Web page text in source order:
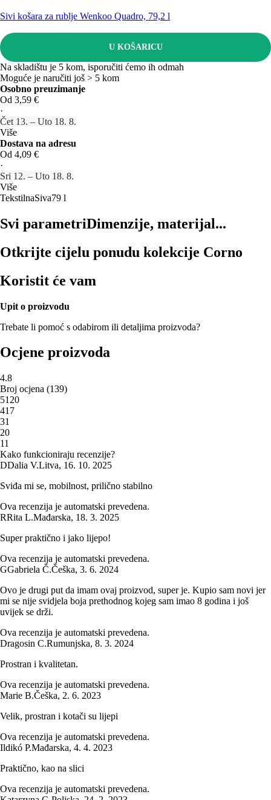
Sivi košara za rublje Wenkoo Quadro, 79,2 l
U KOŠARICU
Na skladištu je 5 kom, isporučiti ćemo ih odmah
Moguće je naručiti još > 5 kom
Osobno preuzimanje
Od 3,59 €
·
Čet 13. – Uto 18. 8.
Više
Dostava na adresu
Od 4,09 €
·
Sri 12. – Uto 18. 8.
Više
TekstilnaSiva79 l
Svi parametriDimenzije, materijal...
Otkrijte cijelu ponudu kolekcije Corno
Koristit će vam
Upit o proizvodu
Trebate li pomoć s odabirom ili detaljima proizvoda?
Ocjene proizvoda
4.8
Broj ocjena (139)
5120
417
31
20
11
Kako funkcioniraju recenzije?
DDalia V.Litva, 16. 10. 2025
Sviđa mi se, mobilnost, prilično stabilno
Ova recenzija je automatski prevedena.
RRita L.Mađarska, 18. 3. 2025
Super praktično i jako lijepo!
Ova recenzija je automatski prevedena.
GGabriela Č.Češka, 3. 6. 2024
Ovo je drugi put da imam ovaj proizvod, super je. Kupio sam novi jer
mi se nije svidjela boja prethodnog kojeg sam imao 8 godina i još
uvijek se drži.
Ova recenzija je automatski prevedena.
Dragosin C.Rumunjska, 8. 3. 2024
Prostran i kvalitetan.
Ova recenzija je automatski prevedena.
Marie B.Češka, 2. 6. 2023
Velik, prostran i kotači su lijepi
Ova recenzija je automatski prevedena.
Ildikó P.Mađarska, 4. 4. 2023
Praktično, kao na slici
Ova recenzija je automatski prevedena.